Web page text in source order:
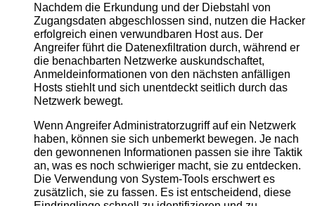
Nachdem die Erkundung und der Diebstahl von
Zugangsdaten abgeschlossen sind, nutzen die Hacker
erfolgreich einen verwundbaren Host aus. Der
Angreifer führt die Datenexfiltration durch, während er
die benachbarten Netzwerke auskundschaftet,
Anmeldeinformationen von den nächsten anfälligen
Hosts stiehlt und sich unentdeckt seitlich durch das
Netzwerk bewegt.
Wenn Angreifer Administratorzugriff auf ein Netzwerk
haben, können sie sich unbemerkt bewegen. Je nach
den gewonnenen Informationen passen sie ihre Taktik
an, was es noch schwieriger macht, sie zu entdecken.
Die Verwendung von System-Tools erschwert es
zusätzlich, sie zu fassen. Es ist entscheidend, diese